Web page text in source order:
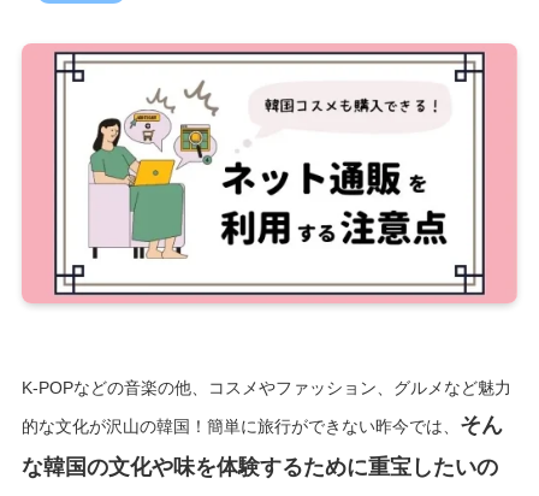
K-POPなどの音楽の他、コスメやファッション、グルメなど魅力
的な文化が沢山の韓国！簡単に旅行ができない昨今では、 そん
な韓国の文化や味を体験するために重宝したいの